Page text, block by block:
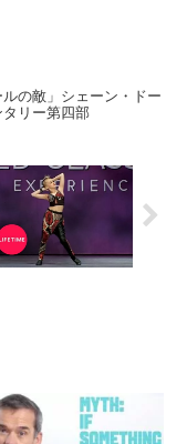
ルの敵」シェーン・ドー
リー第四部